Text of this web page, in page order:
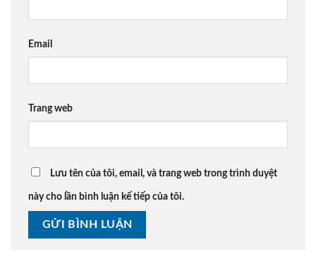
Email
Trang web
Lưu tên của tôi, email, và trang web trong trình duyệt
này cho lần bình luận kế tiếp của tôi.